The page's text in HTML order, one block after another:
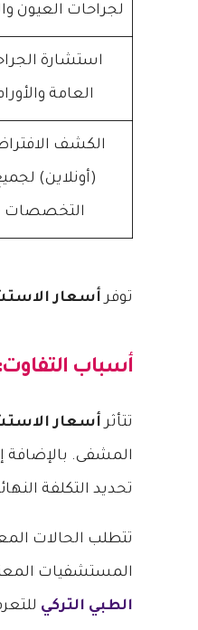
لجراحات العيون
استشارة
العامة
الكشف
(أونلاين)
التخصصات
توفرأسعار
أسباب
تتأثرأسعار
المشفى. بالإضافة
تحديد التكلفة
تتطلب الحالات
المستشفيات
الطبي التركي